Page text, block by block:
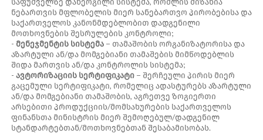
ნებართვის მფლობელის მიერ სანებართვო პირობებისა და
საქართველოს კანონმდებლობით დადგენილი
მოთხოვნების შესრულების კონტროლი;
- მენეჯმენტის სისტემა− თამაშობის ორგანიზატორისა და
აზარტული ან/და მომგებიანი თამაშების მიმწოდებლის
შიდა მართვის ან/და კონტროლის სისტემა;
- ავტორიზაციის სერტიფიკატი− შერჩეული პირის მიერ
გაცემული სერტიფიკატი, რომელიც ადასტურებს აზარტული
ან/და მომგებიანი თამაშობის, აგრეთვე ზოგიერთი
არსებითი პროდუქციის/მომსახურების საქართველოს
ფინანსთა მინისტრის მიერ შემოღებულ/დადგენილ
სტანდარტებთან/მოთხოვნებთან შესაბამისობას.